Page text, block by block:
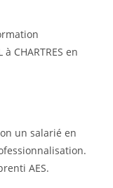
à CHARTRES en
un salarié en
AES.